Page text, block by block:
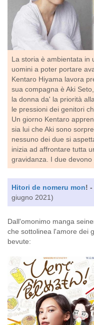
La storia è ambientata in
uomini a poter portare
Kentaro Hiyama lavora
sua compagna è Aki
la donna da' la priorità
le pressioni dei genitori
Un giorno Kentaro
sia lui che Aki sono
nessuno dei due si
inizia ad affrontare tutta
gravidanza. I due
Hitori de nomeru mon! -
giugno 2021)
Dall'omonimo manga
che sottolinea l'amore dei
bevute: